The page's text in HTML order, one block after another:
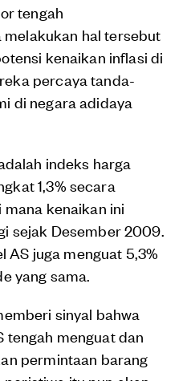
tengah
hal tersebut
kenaikan inflasi di
percaya tanda-
di negara adidaya
indeks harga
1,3% secara
kenaikan ini
sejak Desember 2009.
AS juga menguat 5,3%
yang sama.
sinyal bahwa
tengah menguat dan
permintaan barang